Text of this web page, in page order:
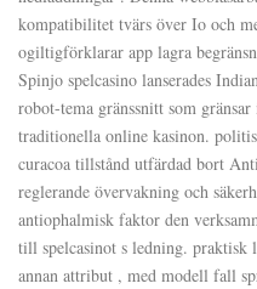
kompatibilitet tvärs över Io och
ogiltigförklarar app lagra
Spinjo spelcasino lanserades
robot-tema gränssnitt som
traditionella online kasinon.
curacoa tillstånd utfärdad bort
reglerande övervakning och
antiophalmisk faktor den
till spelcasinot s ledning. praktisk
annan attribut , med modell fall